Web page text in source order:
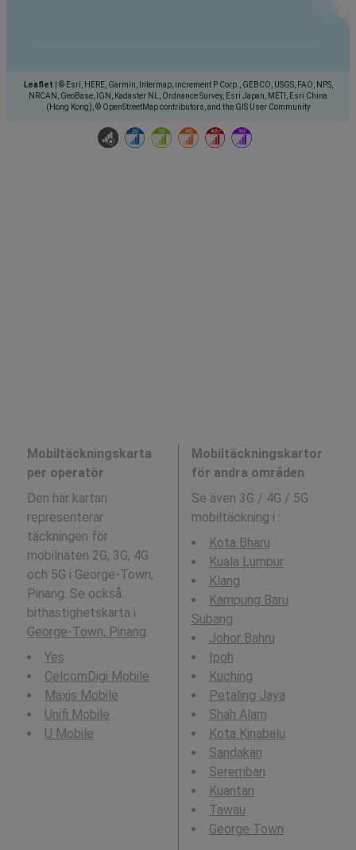
Leaflet
© Esri, HERE, Garmin, Intermap, increment P Corp., GEBCO, USGS, FAO, NPS,
NRCAN, GeoBase, IGN, Kadaster NL, Ordnance Survey, Esri Japan, METI, Esri China
(Hong Kong), © OpenStreetMap contributors, and the GIS User Community
Mobiltäckningskarta
per operatör
Den här kartan
representerar
täckningen för
mobilnäten 2G, 3G, 4G
och 5G i George-Town,
Pinang. Se också:
bithastighetskarta i
George-Town, Pinang.
Yes
CelcomDigi Mobile
Maxis Mobile
Unifi Mobile
U Mobile
Mobiltäckningskartor
för andra områden
Se även 3G / 4G / 5G
mobiltäckning i :
Kota Bharu
Kuala Lumpur
Klang
Kampung Baru
Subang
Johor Bahru
Ipoh
Kuching
Petaling Jaya
Shah Alam
Kota Kinabalu
Sandakan
Seremban
Kuantan
Tawau
George Town